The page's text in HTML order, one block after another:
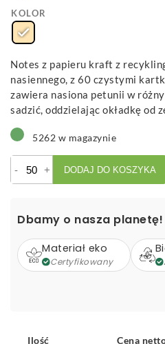
KOLOR
Notes z papieru kraft z
nasiennego, z 60 czystymi
zawiera nasiona petunii w
sadzić, oddzielając okładkę od
5262 w magazynie
-
Maiwen
papieru
nasiennego
+ DODAJ DO KOSZYKA
Dbamy o nasza planetę!
Materiał eko
Certyfikowany
Ilość Cena